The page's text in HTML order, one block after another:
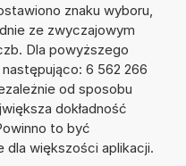
znaku wyboru,
ze zwyczajowym
Dla powyższego
następująco: 6 562 266
od sposobu
dokładność
to być
większości aplikacji.